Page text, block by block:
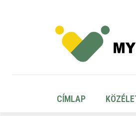
CÍMLAP